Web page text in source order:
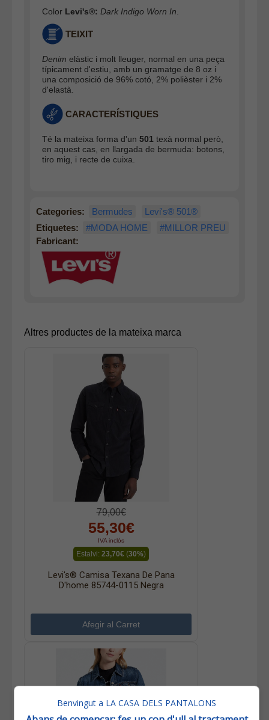
Color Levi's®: Dark Indigo Worn In
TEIXIT
Denim elàstic i molt lleuger, normal en una peça
típicament d'estiu, amb un gramatge de 8 oz i
una composició de 96% cotó, 2% polièster i 2%
d'elastà.
CARACTERÍSTIQUES
Té la mateixa forma d'un 501 texà normal però,
en aquest cas, en llargada de bermuda: botons,
tiro mig, i recte de cuixa.
Categories: Bermudes
Levi's® 501®
Etiquetes:
#MODA HOME
#MILLOR PREU
Fabricant:
Altres productes de la mateixa marca
79,00€
55,30€
IVA inclòs
Estalvi: 23,70€ (30%)
Levi's® Camisa Texana De Pana
D'home 85744-0115 Negra
Benvingut a LA CASA DELS PANTALONS